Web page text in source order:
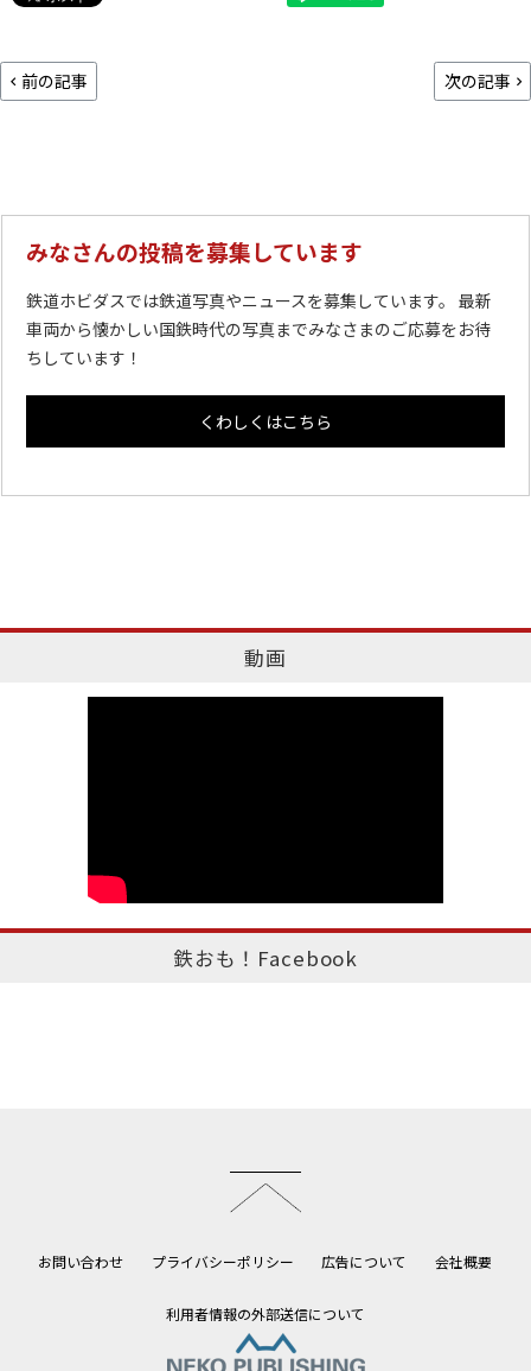
前の記事 次の記事
みなさんの投稿を募集しています
鉄道ホビダスでは鉄道写真やニュースを募集しています。 最新
車両から懐かしい国鉄時代の写真までみなさまのご応募をお待
ちしています！
くわしくはこちら
動画
鉄おも！Facebook
お問い合わせ プライバシーポリシー 広告について 会社概要
利用者情報の外部送信について